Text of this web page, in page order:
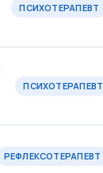
ПСИХОТЕРАПЕВТ
ПСИХОТЕРАПЕВТ
РЕФЛЕКСОТЕРАПЕВТ